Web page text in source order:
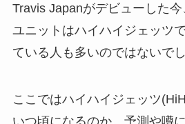
Travis Japanがデビューした
ユニットはハイハイジェッツ
ている人も多いのではないでし
ここではハイハイジェッツ
いつ頃になるのか、予測や噂